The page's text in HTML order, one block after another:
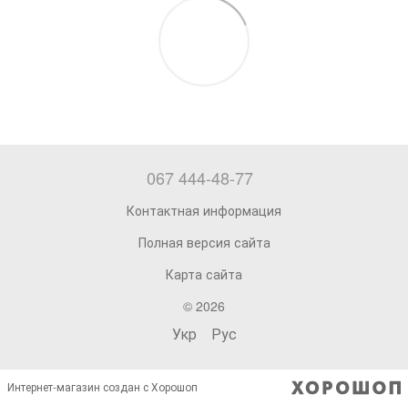
067 444-48-77
Контактная информация
Полная версия сайта
Карта сайта
© 2026
Укр Рус
Интернет-магазин создан с Хорошоп